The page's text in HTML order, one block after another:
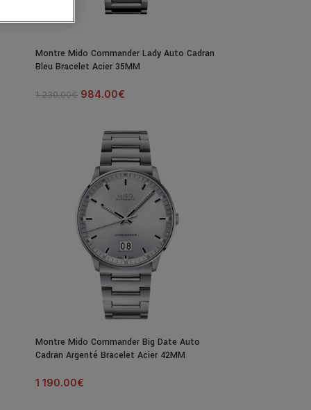
Montre Mido Commander Lady Auto Cadran
Bleu Bracelet Acier 35MM
1 230.00€ 984.00€
Montre Mido Commander Big Date Auto
Cadran Argenté Bracelet Acier 42MM
1 190.00€